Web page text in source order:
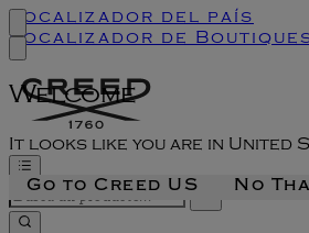
Welcome
It looks like you are in United
Go to Creed US No
Localizador del país
Localizador de